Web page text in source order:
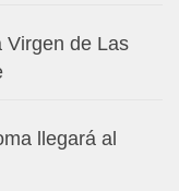
Virgen de Las
llegará al